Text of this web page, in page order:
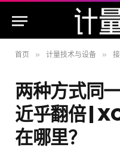
首页 » 计量技术与设备 »
两种方式同
近乎翻倍 |
在哪里？